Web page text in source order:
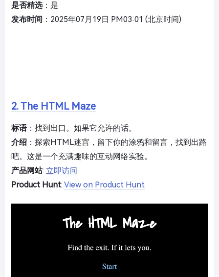
是否精选：是
发布时间 ：2025年07月19日 PM03:01 (北京时间)
2. The HTML Maze
标语：找到出口。如果它允许的话。
介绍 ：探索HTML迷宫，留下你的涂鸦和留言，找到出路
吧。这是一个充满趣味的互动网络实验。
产品网站: 立即访问
Product Hunt: View on Product Hunt